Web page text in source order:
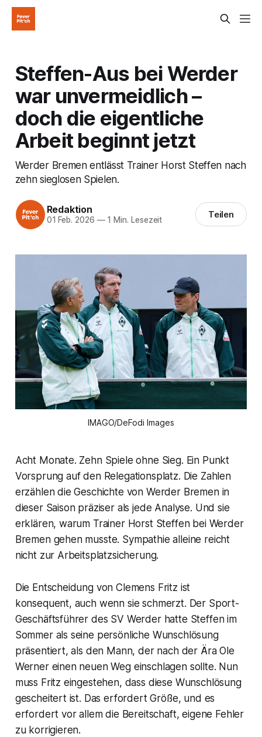
Steffen-Aus bei Werder
war unvermeidlich –
doch die eigentliche
Arbeit beginnt jetzt
Werder Bremen entlässt Trainer Horst Steffen nach
zehn sieglosen Spielen.
Redaktion
01 Feb. 2026 —1 Min. Lesezeit Teilen
IMAGO/DeFodi Images
Acht Monate. Zehn Spiele ohne Sieg. Ein Punkt
Vorsprung auf den Relegationsplatz. Die Zahlen
erzählen die Geschichte von Werder Bremen in
dieser Saison präziser als jede Analyse. Und sie
erklären, warum Trainer Horst Steffen bei Werder
Bremen gehen musste. Sympathie alleine reicht
nicht zur Arbeitsplatzsicherung.
Die Entscheidung von Clemens Fritz ist
konsequent, auch wenn sie schmerzt. Der Sport-
Geschäftsführer des SV Werder hatte Steffen im
Sommer als seine persönliche Wunschlösung
präsentiert, als den Mann, der nach der Ära Ole
Werner einen neuen Weg einschlagen sollte. Nun
muss Fritz eingestehen, dass diese Wunschlösung
gescheitert ist. Das erfordert Größe, und es
erfordert vor allem die Bereitschaft, eigene Fehler
zu korrigieren.